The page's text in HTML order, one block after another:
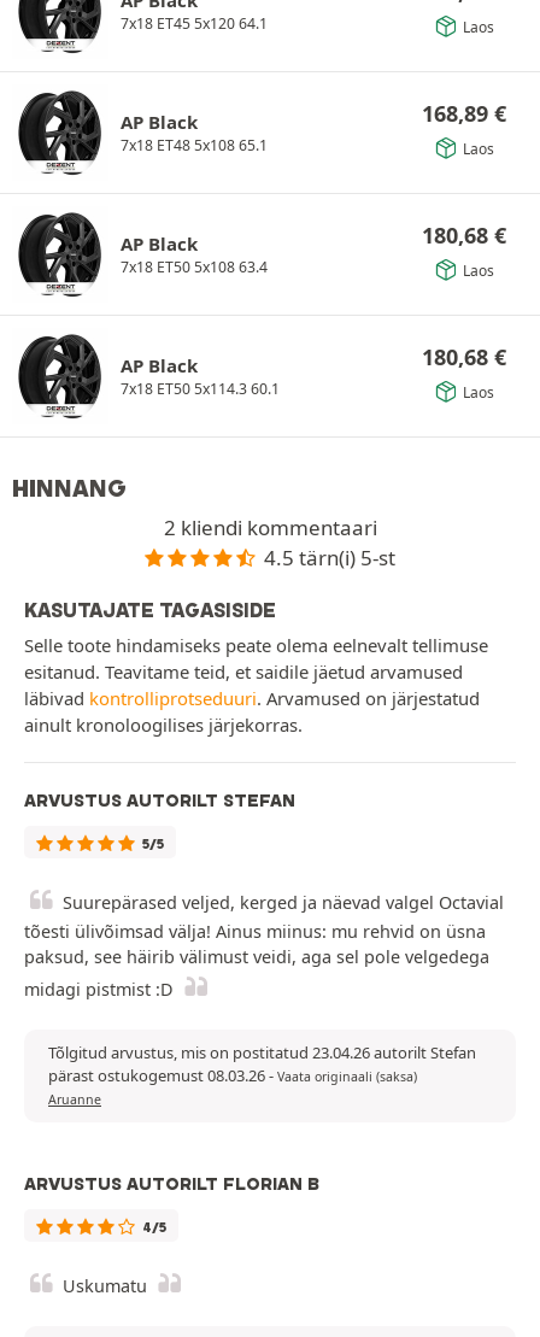
7x18 ET45 5x120 64.1 Laos
AP Black
7x18 ET48 5x108 65.1
168,89 €
Laos
AP Black
7x18 ET50 5x108 63.4
180,68 €
Laos
AP Black
7x18 ET50 5x114.3 60.1
180,68 €
Laos
HINNANG
2 kliendi kommentaari
4.5 tärn(i) 5-st
KASUTAJATE TAGASISIDE
Selle toote hindamiseks peate olema eelnevalt tellimuse
esitanud. Teavitame teid, et saidile jäetud arvamused
läbivad kontrolliprotseduuri. Arvamused on järjestatud
ainult kronoloogilises järjekorras.
ARVUSTUS AUTORILT STEFAN
5/5
Suurepärased veljed, kerged ja näevad valgel Octavial
tõesti ülivõimsad välja! Ainus miinus: mu rehvid on üsna
paksud, see häirib välimust veidi, aga sel pole velgedega
midagi pistmist :D
Tõlgitud arvustus, mis on postitatud 23.04.26 autorilt Stefan
pärast ostukogemust 08.03.26- Vaata originaali (saksa)
Aruanne
ARVUSTUS AUTORILT FLORIAN B
4/5
Uskumatu